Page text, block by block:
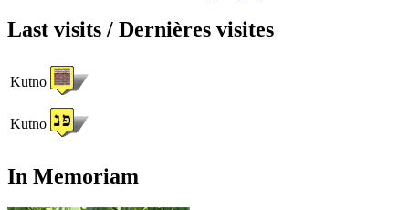
Last visits / Dernières visites
Kutno
Kutno
In Memoriam